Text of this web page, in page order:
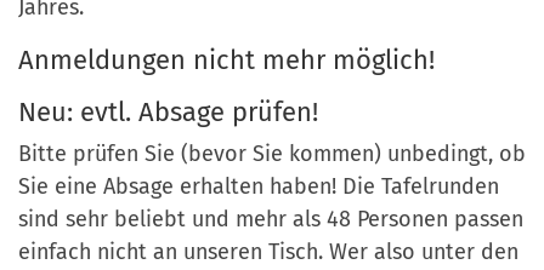
Jahres.
Anmeldungen nicht mehr möglich!
Neu: evtl. Absage prüfen!
Bitte prüfen Sie (bevor Sie kommen) unbedingt, ob
Sie eine Absage erhalten haben! Die Tafelrunden
sind sehr beliebt und mehr als 48 Personen passen
einfach nicht an unseren Tisch. Wer also unter den